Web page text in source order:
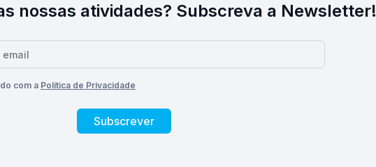
nossas atividades? Subscreva a Newsletter!
com a Política de Privacidade
Subscrever